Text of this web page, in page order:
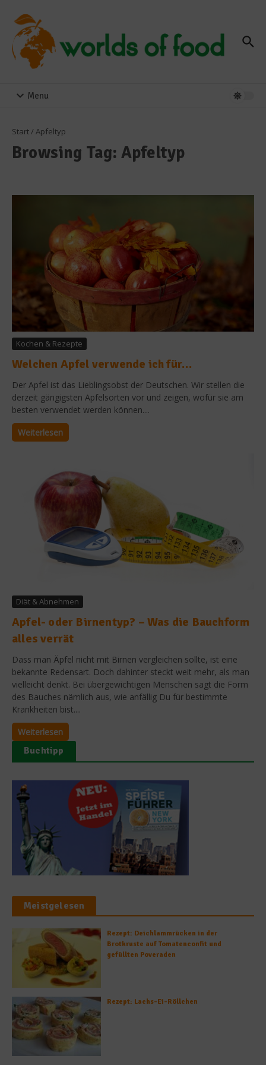
Menu
Start/ Apfeltyp
Browsing Tag: Apfeltyp
Kochen & Rezepte
Welchen Apfel verwende ich für…
Der Apfel ist das Lieblingsobst der Deutschen. Wir stellen die
derzeit gängigsten Apfelsorten vor und zeigen, wofür sie am
besten verwendet werden können....
Weiterlesen
Diät & Abnehmen
Apfel- oder Birnentyp? – Was die Bauchform
alles verrät
Dass man Äpfel nicht mit Birnen vergleichen sollte, ist eine
bekannte Redensart. Doch dahinter steckt weit mehr, als man
vielleicht denkt. Bei übergewichtigen Menschen sagt die Form
des Bauches nämlich aus, wie anfällig Du für bestimmte
Krankheiten bist....
Weiterlesen
Buchtipp
Meistgelesen
Rezept: Deichlammrücken in der
Brotkruste auf Tomatenconfit und
gefüllten Poveraden
Rezept: Lachs-Ei-Röllchen